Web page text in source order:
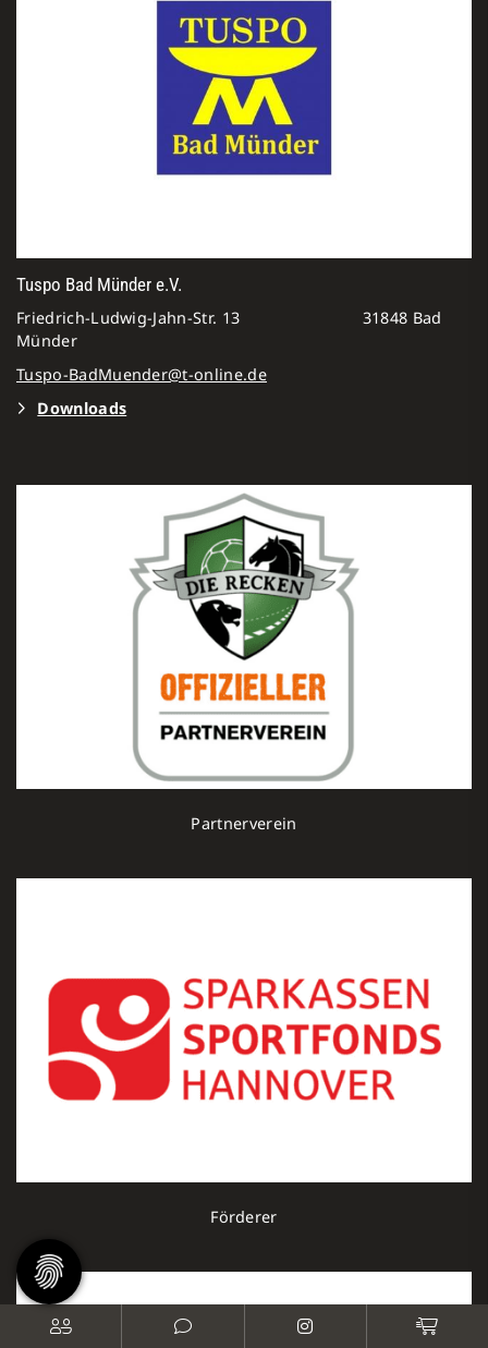
Tuspo Bad Münder e.V.
Friedrich-Ludwig-Jahn-Str. 13 31848 Bad
Münder
Tuspo-BadMuender@t-online.de
Downloads
Partnerverein
Förderer